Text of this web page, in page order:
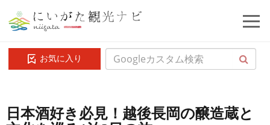
お気に入り
日本酒好き必見！越後長岡の醸造蔵と